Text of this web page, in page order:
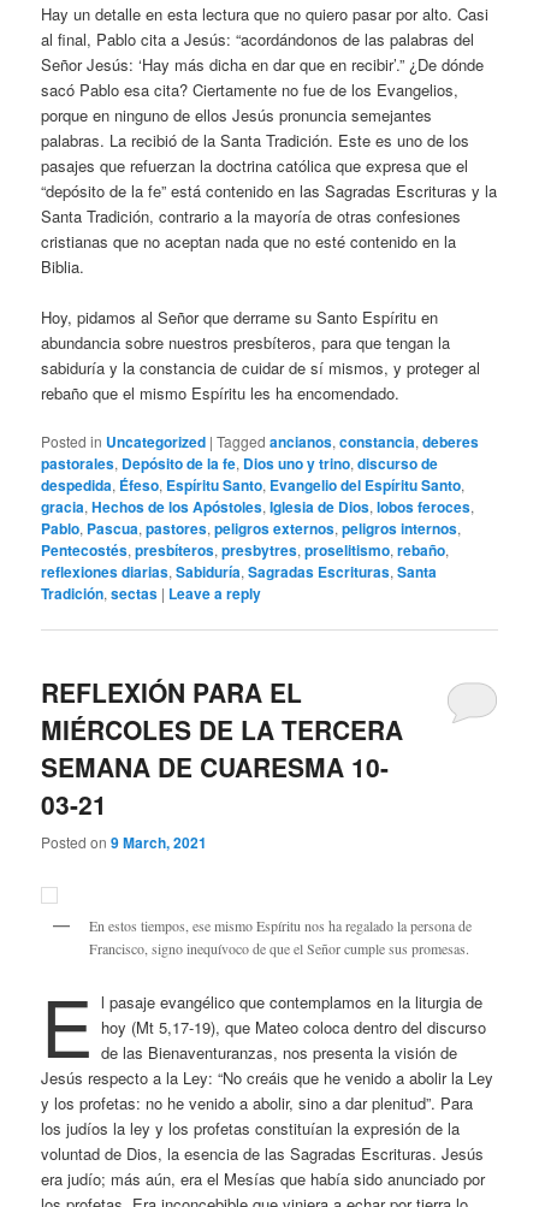
Hay un detalle en esta lectura que no quiero pasar por alto. Casi
al final, Pablo cita a Jesús: “acordándonos de las palabras del
Señor Jesús: ‘Hay más dicha en dar que en recibir’.” ¿De dónde
sacó Pablo esa cita? Ciertamente no fue de los Evangelios,
porque en ninguno de ellos Jesús pronuncia semejantes
palabras. La recibió de la Santa Tradición. Este es uno de los
pasajes que refuerzan la doctrina católica que expresa que el
“depósito de la fe” está contenido en las Sagradas Escrituras y la
Santa Tradición, contrario a la mayoría de otras confesiones
cristianas que no aceptan nada que no esté contenido en la
Biblia.
Hoy, pidamos al Señor que derrame su Santo Espíritu en
abundancia sobre nuestros presbíteros, para que tengan la
sabiduría y la constancia de cuidar de sí mismos, y proteger al
rebaño que el mismo Espíritu les ha encomendado.
Posted in Uncategorized |Tagged ancianos,constancia,deberes
pastorales, Depósito de la fe, Dios uno y trino,discurso de
despedida, Éfeso, Espíritu Santo, Evangelio del Espíritu Santo,
gracia,Hechos de los Apóstoles,Iglesia de Dios,lobos feroces,
Pablo, Pascua,pastores,peligros externos,peligros internos,
Pentecostés,presbíteros,presbytres,proselitismo,rebaño,
reflexiones diarias,Sabiduría,Sagradas Escrituras,Santa
Tradición,sectas | Leave a reply
REFLEXIÓN PARA EL
MIÉRCOLES DE LA TERCERA
SEMANA DE CUARESMA 10-
03-21
Posted on9 March, 2021
En estos tiempos, ese mismo Espíritu nos ha regalado la persona de
Francisco, signo inequívoco de que el Señor cumple sus promesas.
E l pasaje evangélico que contemplamos en la liturgia de
hoy (Mt 5,17-19), que Mateo coloca dentro del discurso
de las Bienaventuranzas, nos presenta la visión de
Jesús respecto a la Ley: “No creáis que he venido a abolir la Ley
y los profetas: no he venido a abolir, sino a dar plenitud”. Para
los judíos la ley y los profetas constituían la expresión de la
voluntad de Dios, la esencia de las Sagradas Escrituras. Jesús
era judío; más aún, era el Mesías que había sido anunciado por